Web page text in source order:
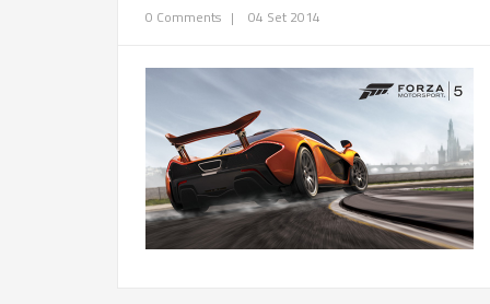
0 Comments | 04 Set 2014